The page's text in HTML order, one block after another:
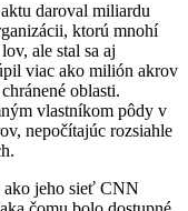
daroval miliardu
ktorú mnohí
ale stal sa aj
viac ako milión akrov
oblasti.
vlastníkom pôdy v
nepočítajúc rozsiahle
jeho sieť CNN